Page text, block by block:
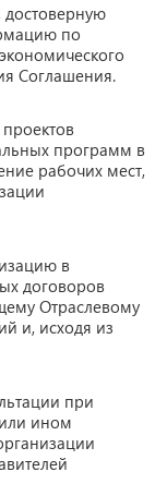
достоверную
по
Соглашения.
программ в
рабочих мест,
в
договоров
Отраслевому
и, исходя из
при
ином